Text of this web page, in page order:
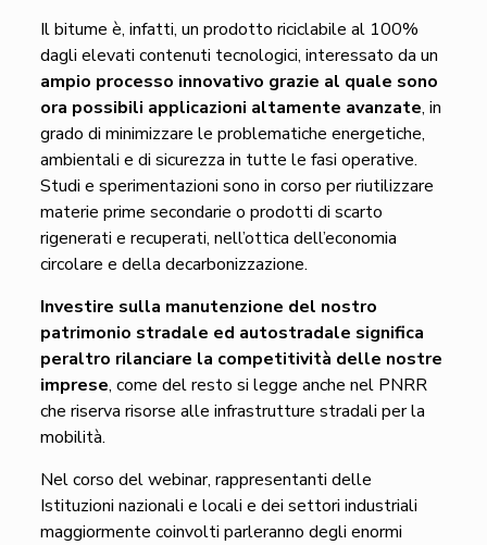
Il bitume è, infatti, un prodotto riciclabile al 100%
dagli elevati contenuti tecnologici, interessato da un
ampio processo innovativo grazie al quale sono
ora possibili applicazioni altamente avanzate, in
grado di minimizzare le problematiche energetiche,
ambientali e di sicurezza in tutte le fasi operative.
Studi e sperimentazioni sono in corso per riutilizzare
materie prime secondarie o prodotti di scarto
rigenerati e recuperati, nell’ottica dell’economia
circolare e della decarbonizzazione.
Investire sulla manutenzione del nostro
patrimonio stradale ed autostradale significa
peraltro rilanciare la competitività delle nostre
imprese, come del resto si legge anche nel PNRR
che riserva risorse alle infrastrutture stradali per la
mobilità.
Nel corso del webinar, rappresentanti delle
Istituzioni nazionali e locali e dei settori industriali
maggiormente coinvolti parleranno degli enormi